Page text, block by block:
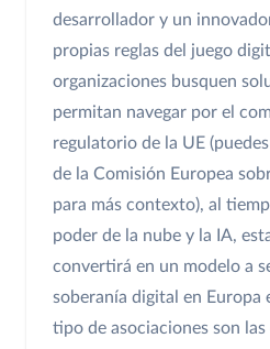
desarrollador y un
propias reglas del juego
organizaciones busquen
permitan navegar por el
regulatorio de la UE
de la Comisión Europea
para más contexto), al
poder de la nube y la IA,
convertirá en un modelo a
soberanía digital en Europa
tipo de asociaciones son